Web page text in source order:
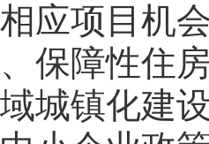
应项目机
保障性住
城镇化建